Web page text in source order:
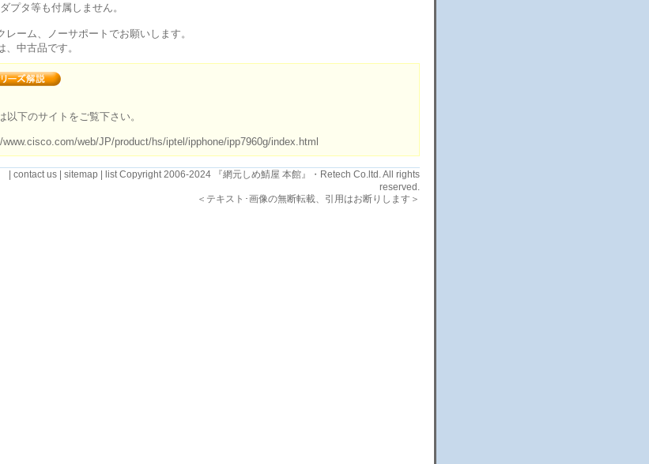
プタ等も付属しません。
レーム、ノーサポートでお願いします。
、中古品です。
以下のサイトをご覧下さい。
www.cisco.com/web/JP/product/hs/iptel/ipphone/ipp7960g/index.html
|contact us |sitemap listCopyright 2006-2024 『網元しめ鯖屋 本館』・Retech Co.ltd. All rights
reserved.
＜テキスト･画像の無断転載、引用はお断りします＞